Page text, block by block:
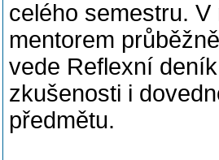
celého semestru.
mentorem
vede Reflexní
zkušenosti i
předmětu.